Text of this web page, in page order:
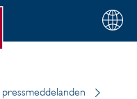
Välj
din